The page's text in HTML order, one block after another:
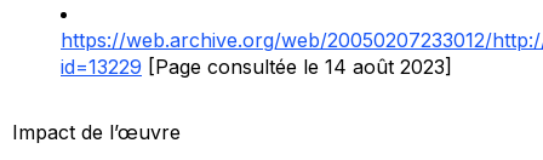
https://web.archive.org/web/20050207233012/
id=13229 [Page consultée le 14 août 2023]
Impact de l’œuvre